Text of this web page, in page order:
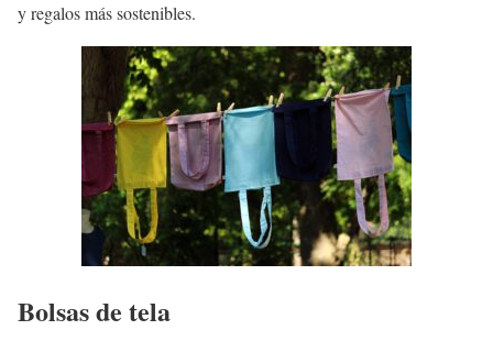
y regalos más sostenibles.
Bolsas de tela